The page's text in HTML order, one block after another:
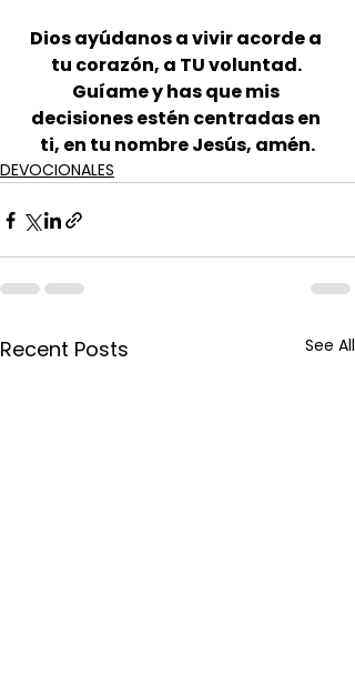
Dios ayúdanos a vivir acorde a
tu corazón, a TU voluntad.
Guíame y has que mis
decisiones estén centradas en
ti, en tu nombre Jesús, amén.
DEVOCIONALES
Recent Posts See All